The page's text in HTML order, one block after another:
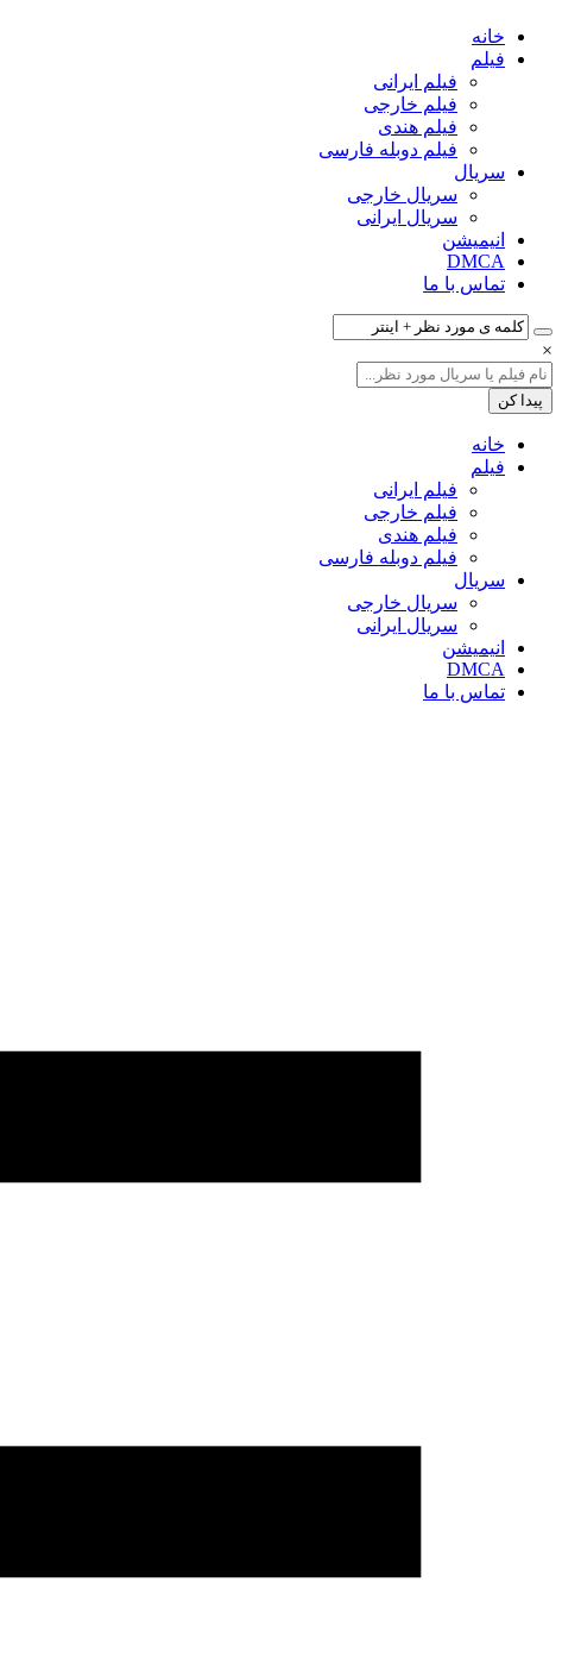
خانه
فیلم‌
فیلم ایرانی
فیلم خارجی
فیلم هندی
فیلم دوبله فارسی
سریال‌
سریال خارجی
سریال ایرانی
انیمیشن
DMCA
تماس با ما
×
خانه
فیلم‌
فیلم ایرانی
فیلم خارجی
فیلم هندی
فیلم دوبله فارسی
سریال‌
سریال خارجی
سریال ایرانی
انیمیشن
DMCA
تماس با ما